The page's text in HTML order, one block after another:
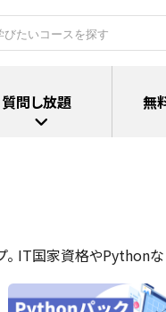
IT国家資格やPython
質問し放題 無